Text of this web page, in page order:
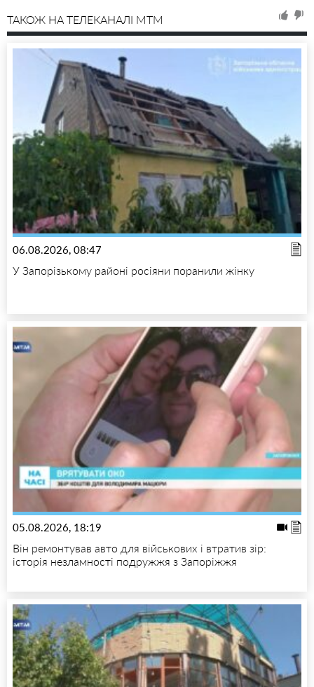
ТАКОЖ НА ТЕЛЕКАНАЛІ MTM
06.08.2026, 08:47
У Запорізькому районі росіяни поранили жінку
05.08.2026, 18:19
Він ремонтував авто для військових і втратив зір:
історія незламності подружжя з Запоріжжя